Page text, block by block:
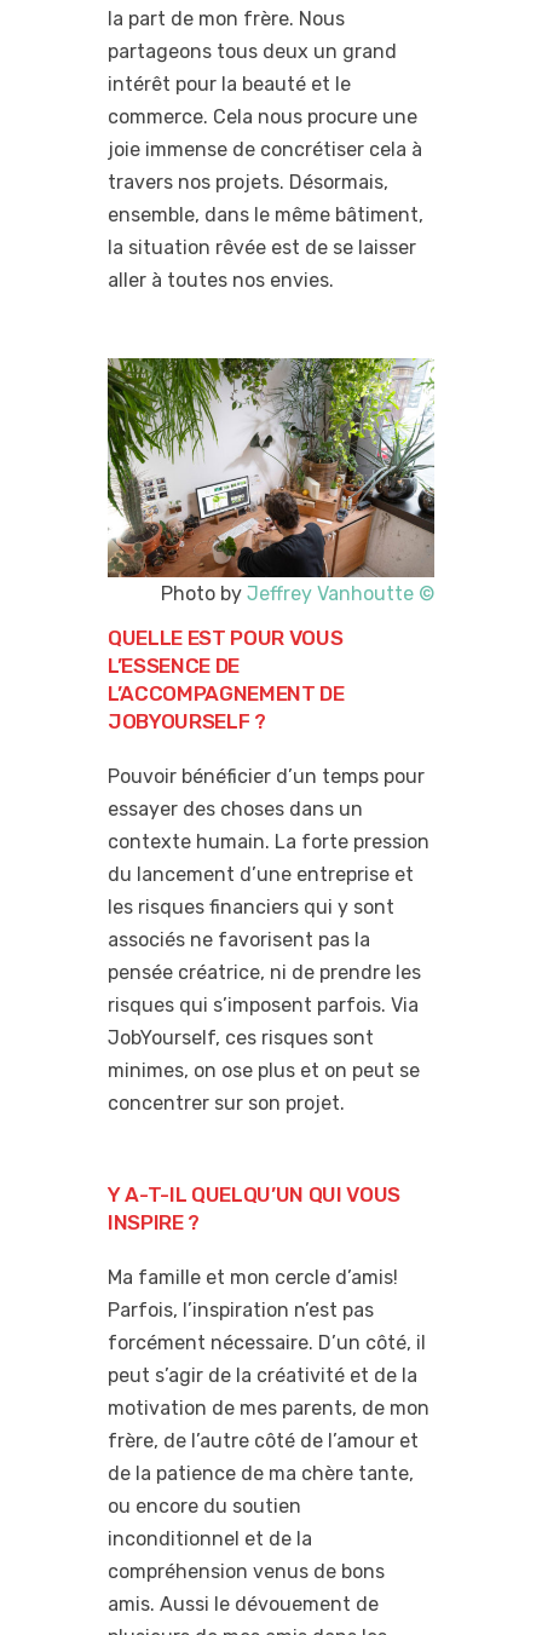
la part de mon frère. Nous
partageons tous deux un grand
intérêt pour la beauté et le
commerce. Cela nous procure une
joie immense de concrétiser cela à
travers nos projets. Désormais,
ensemble, dans le même bâtiment,
la situation rêvée est de se laisser
aller à toutes nos envies.
Photo by Jeffrey Vanhoutte ©
QUELLE EST POUR VOUS
L’ESSENCE DE
L’ACCOMPAGNEMENT DE
JOBYOURSELF ?
Pouvoir bénéficier d’un temps pour
essayer des choses dans un
contexte humain. La forte pression
du lancement d’une entreprise et
les risques financiers qui y sont
associés ne favorisent pas la
pensée créatrice, ni de prendre les
risques qui s’imposent parfois. Via
JobYourself, ces risques sont
minimes, on ose plus et on peut se
concentrer sur son projet.
Y A-T-IL QUELQU’UN QUI VOUS
INSPIRE ?
Ma famille et mon cercle d’amis!
Parfois, l’inspiration n’est pas
forcément nécessaire. D’un côté, il
peut s’agir de la créativité et de la
motivation de mes parents, de mon
frère, de l’autre côté de l’amour et
de la patience de ma chère tante,
ou encore du soutien
inconditionnel et de la
compréhension venus de bons
amis. Aussi le dévouement de